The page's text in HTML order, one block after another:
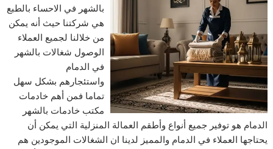
بالشهر في الاحساء بالطبع
هي شركتنا حيث أنه يمكن
من خلالنا لجميع العملاء
الوصول شغالات بالشهر
في الدمام
واستئجارهم بشكل سهل
تماما فمن أهم خادمات
مكتب خادمات بالشهر
الدمام هو توفير جميع أنواع وأطقم العمالة المنزلية التي يمكن أن
يحتاجها العملاء في الدمام والمميز لدينا ان الشغالات الموجودين هم